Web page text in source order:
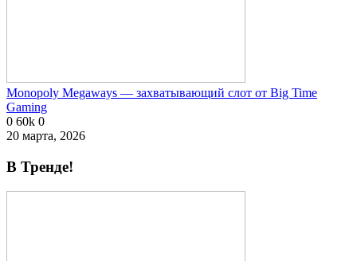
Monopoly Megaways — захватывающий слот от Big Time
Gaming
0 60k 0
20 марта, 2026
В Тренде!